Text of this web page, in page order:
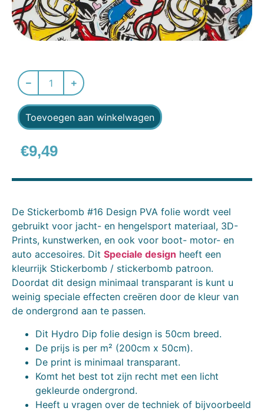
Toevoegen aan winkelwagen
€9,49
De Stickerbomb #16 Design PVA folie wordt veel
gebruikt voor jacht- en hengelsport materiaal, 3D-
Prints, kunstwerken, en ook voor boot- motor- en
auto accesoires. Dit Speciale design heeft een
kleurrijk Stickerbomb / stickerbomb patroon.
Doordat dit design minimaal transparant is kunt u
weinig speciale effecten creëren door de kleur van
de ondergrond aan te passen.
Dit Hydro Dip folie design is 50cm breed.
De prijs is per m² (200cm x 50cm).
De print is minimaal transparant.
Komt het best tot zijn recht met een licht
gekleurde ondergrond.
Heeft u vragen over de techniek of bijvoorbeeld